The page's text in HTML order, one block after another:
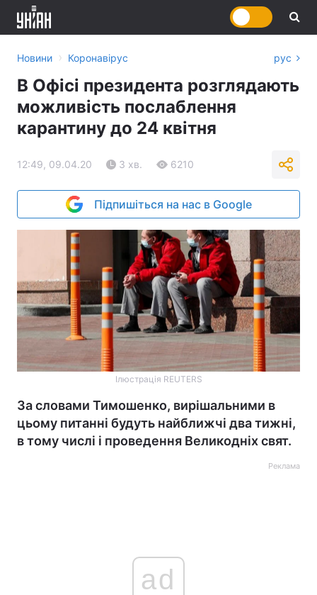
Новини › Коронавірус рус
В Офісі президента розглядають
можливість послаблення
карантину до 24 квітня
12:49, 09.04.20 3 хв. 6210
Підпишіться на нас в Google
Ілюстрація REUTERS
За словами Тимошенко, вирішальними в
цьому питанні будуть найближчі два тижні,
в тому числі і проведення Великодніх свят.
Реклама
ad